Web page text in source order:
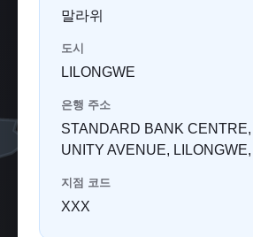
말라위
도시
LILONGWE
은행 주소
STANDARD BANK
UNITY AVENUE,
지점 코드
XXX